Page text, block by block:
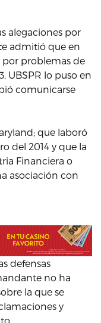
alegaciones por
admitió que en
por problemas de
UBSPR lo puso en
comunicarse
que laboró
del 2014 y que la
Financiera o
asociación con
defensas
no ha
la que se
y